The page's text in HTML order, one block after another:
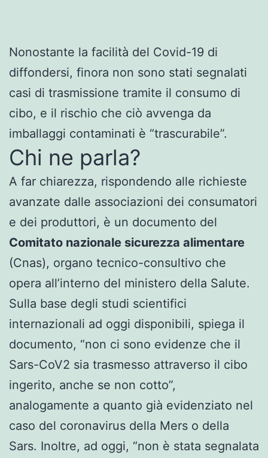
Nonostante la facilità del Covid-19 di
diffondersi, finora non sono stati segnalati
casi di trasmissione tramite il consumo di
cibo, e il rischio che ciò avvenga da
imballaggi contaminati è “trascurabile”.
Chi ne parla?
A far chiarezza, rispondendo alle richieste
avanzate dalle associazioni dei consumatori
e dei produttori, è un documento del
Comitato nazionale sicurezza alimentare
(Cnas), organo tecnico-consultivo che
opera all’interno del ministero della Salute.
Sulla base degli studi scientifici
internazionali ad oggi disponibili, spiega il
documento, “non ci sono evidenze che il
Sars-CoV2 sia trasmesso attraverso il cibo
ingerito, anche se non cotto”,
analogamente a quanto già evidenziato nel
caso del coronavirus della Mers o della
Sars. Inoltre, ad oggi, “non è stata segnalata